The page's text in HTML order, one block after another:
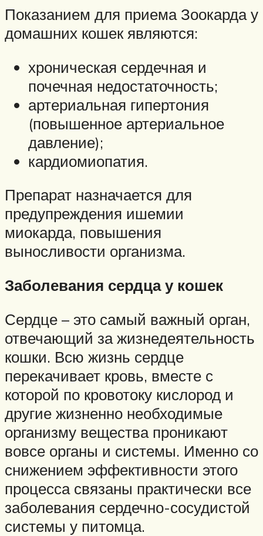
Показанием для приема Зоокарда у
домашних кошек являются:
хроническая сердечная и
почечная недостаточность;
артериальная гипертония
(повышенное артериальное
давление);
кардиомиопатия.
Препарат назначается для
предупреждения ишемии
миокарда, повышения
выносливости организма.
Заболевания сердца у кошек
Сердце – это самый важный орган,
отвечающий за жизнедеятельность
кошки. Всю жизнь сердце
перекачивает кровь, вместе с
которой по кровотоку кислород и
другие жизненно необходимые
организму вещества проникают
вовсе органы и системы. Именно со
снижением эффективности этого
процесса связаны практически все
заболевания сердечно-сосудистой
системы у питомца.